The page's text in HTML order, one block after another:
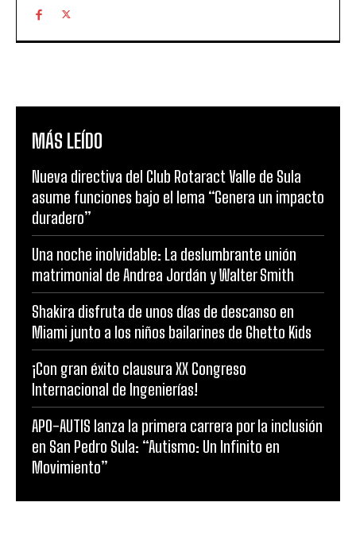
MÁS LEÍDO
Nueva directiva del Club Rotaract Valle de Sula
asume funciones bajo el lema “Genera un impacto
duradero”
Una noche inolvidable: La deslumbrante unión
matrimonial de Andrea Jordán y Walter Smith
Shakira disfruta de unos días de descanso en
Miami junto a los niños bailarines de Ghetto Kids
¡Con gran éxito clausura XX Congreso
Internacional de Ingenierías!
APO-AUTIS lanza la primera carrera por la inclusión
en San Pedro Sula: “Autismo: Un Infinito en
Movimiento”